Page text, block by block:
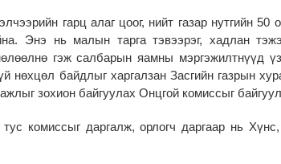
гарц алаг цоог, нийт газар нутгийн 50
Энэ нь малын тарга тэвээрэг, хадлан
гэж салбарын яамны мэргэжилтнүүд
нөхцөл байдлыг харгалзан Засгийн газрын
зохион байгуулах Онцгой комиссыг
комиссыг даргалж, орлогч даргаар нь